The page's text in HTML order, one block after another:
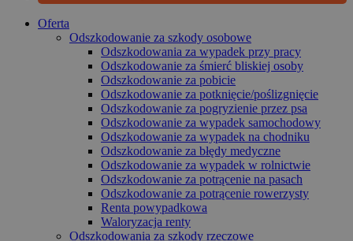
Oferta
Odszkodowanie za szkody osobowe
Odszkodowania za wypadek przy pracy
Odszkodowanie za śmierć bliskiej osoby
Odszkodowanie za pobicie
Odszkodowanie za potknięcie/poślizgnięcie
Odszkodowanie za pogryzienie przez psa
Odszkodowanie za wypadek samochodowy
Odszkodowanie za wypadek na chodniku
Odszkodowanie za błędy medyczne
Odszkodowanie za wypadek w rolnictwie
Odszkodowanie za potrącenie na pasach
Odszkodowanie za potrącenie rowerzysty
Renta powypadkowa
Waloryzacja renty
Odszkodowania za szkody rzeczowe